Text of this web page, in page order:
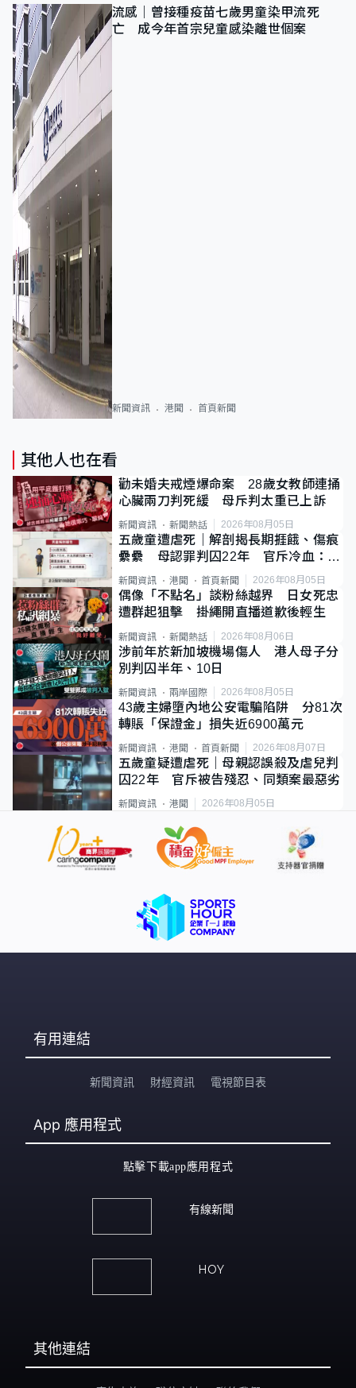
流感｜曾接種疫苗七歲男童染甲流死
亡 成今年首宗兒童感染離世個案
新聞資訊 港聞 首頁新聞
其他人也在看
勸未婚夫戒煙爆命案 28歲女教師連捅
心臟兩刀判死緩 母斥判太重已上訴
新聞資訊 新聞熱話 2026年08月05日
五歲童遭虐死｜解剖揭長期捱餓、傷痕
纍纍 母認罪判囚22年 官斥冷血：同
類案最惡劣
新聞資訊 港聞 首頁新聞 2026年08月05日
偶像「不點名」談粉絲越界 日女死忠
遭群起狙擊 掛繩開直播道歉後輕生
新聞資訊 新聞熱話 2026年08月06日
涉前年於新加坡機場傷人 港人母子分
別判囚半年、10日
新聞資訊 兩岸國際 2026年08月05日
43歲主婦墮內地公安電騙陷阱 分81次
轉賬「保證金」損失近6900萬元
新聞資訊 港聞 首頁新聞 2026年08月07日
五歲童疑遭虐死｜母親認誤殺及虐兒判
囚22年 官斥被告殘忍、同類案最惡劣
新聞資訊 港聞 2026年08月05日
有用連結
新聞資訊 財經資訊 電視節目表
App 應用程式
點擊下載app應用程式
有線新聞
HOY
其他連結